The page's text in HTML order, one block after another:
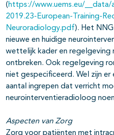
( https://www.uems.eu/
2019.23-European-Training-
Neuroradiology.pdf). Het
nieuwe en huidige
wettelijk kader en regelgeving
ontbreken. Ook regelgeving
niet gespecificeerd. Wel zijn
aantal ingrepen dat verricht
neurointerventieradioloog
Aspecten van Zorg
Zorg voor patiënten met